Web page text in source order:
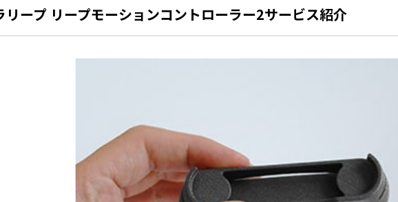
リープ リープモーションコントローラー2サービス紹介